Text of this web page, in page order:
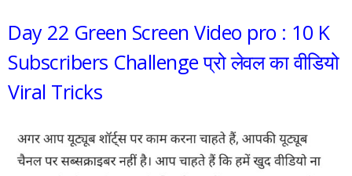
Day 22 Green Screen Video pro : 10 K
Subscribers Challenge प्रो लेवल का वीडियो
Viral Tricks